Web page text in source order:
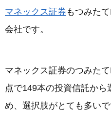
マネックス証券 もつみた
会社です。
マネックス証券のつみた
点で149本の投資信託か
め、選択肢がとても多いで